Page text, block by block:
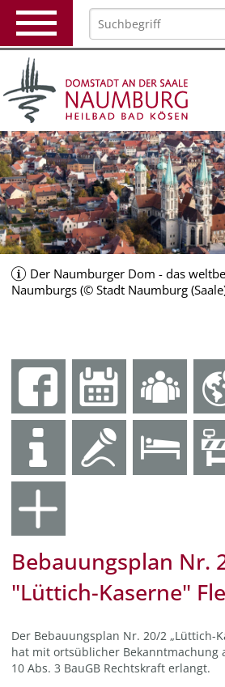
Der Naumburger Dom - das
Naumburgs (© Stadt Naumburg
Bebauungsplan Nr.
"Lüttich-Kaserne"
Der Bebauungsplan Nr. 20/2 „Lüttich-
hat mit ortsüblicher Bekanntmachung
10 Abs. 3 BauGB Rechtskraft erlangt.